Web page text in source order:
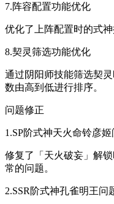
7.阵容配置功能优化
优化了上阵配置时的式神
8.契灵筛选功能优化
通过阴阳师技能筛选契
数由高到低进行排序。
问题修正
1.SP阶式神天火命铃彦姬
修复了「天火破妄」解
常的问题。
2.SSR阶式神孔雀明王问